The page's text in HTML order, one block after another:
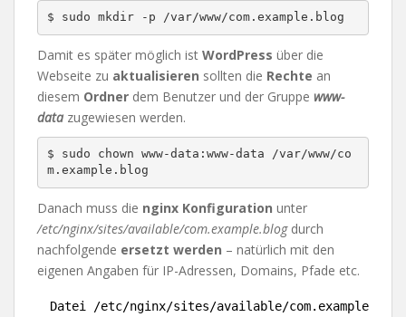
$ sudo mkdir -p /var/www/com.example.blog
Damit es später möglich ist WordPress über die
Webseite zu aktualisieren sollten die Rechte an
diesem Ordner dem Benutzer und der Gruppe www-
data zugewiesen werden.
$ sudo chown www-data:www-data /var/www/co
m.example.blog
Danach muss die nginx Konfiguration unter
/etc/nginx/sites/available/com.example.blogdurch
nachfolgende ersetzt werden – natürlich mit den
eigenen Angaben für IP-Adressen, Domains, Pfade etc.
Datei /etc/nginx/sites/available/com.example.blog